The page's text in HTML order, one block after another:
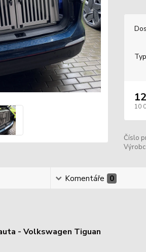
10
Číslo
Komentáře 0
- Volkswagen Tiguan